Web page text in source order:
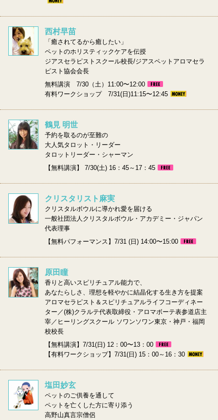
西村早苗
「癒されてるから癒したい」
ペットのホリスティックケアを伝授
ジアスセラピストスクール校長/ジアスペットアロマセラ
ピスト協会会長
無料講演 7/30（土）11:00〜12:00
有料ワークショップ 7/31(日)11:15〜12:45
鶴見 明世
予約を取るのが至難の
大人気タロット・リーダー
タロットリーダー・シャーマン
【無料講演】 7/30(土) 16：45～17：45
クリスタリスト麻実
クリスタルボウルに導かれ愛を届ける
一般社団法人クリスタルボウル・アカデミー・ジャパン
代表理事
【無料パフォーマンス】7/31 (日) 14:00〜15:00
原田瞳
香りと高いスピリチュアル能力で、
あなたらしさ、理想を軽やかに結晶化する生き方を提案
アロマセラピスト＆スピリチュアルライフコーディネー
ター／(株)クラルテ代表取締役・アロマボーテ表参道店主
宰／ヒーリングスクール ソワンソワン東京・神戸・福岡
校校長
【無料講演】7/31(日) 12：00〜13：00
【有料ワークショップ】7/31(日) 15：00～16：30
塩田妙玄
ペットのご供養を通して
ペットを亡くした方に寄り添う
高野山真言宗僧侶